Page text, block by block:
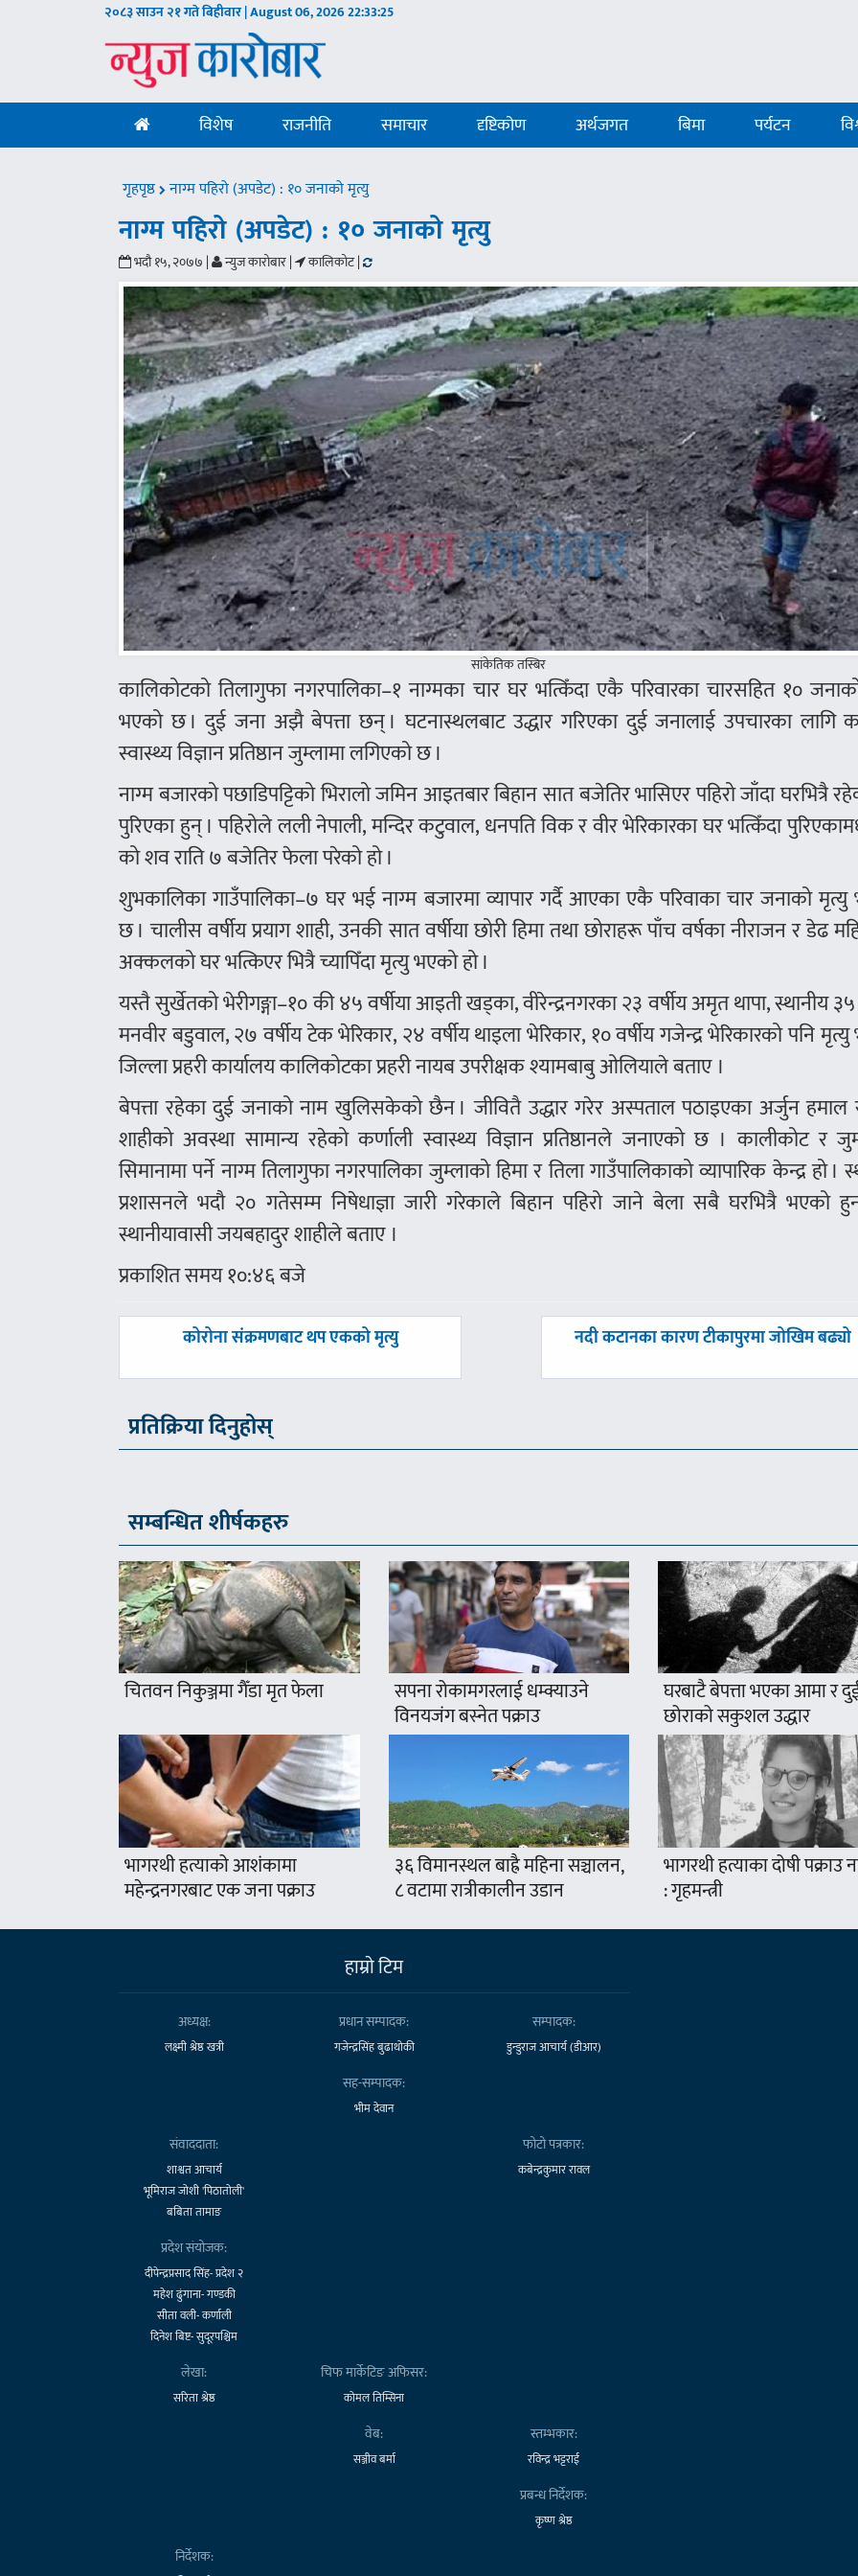
२०८३ साउन २१ गते बिहीवार | August 06, 202622:33:26
विशेष राजनीति समाचार दृष्टिकोण अर्थजगत बिमा पर्यटन
गृहपृष्ठ नाग्म पहिरो (अपडेट) : १० जनाको मृत्यु
नाग्म पहिरो (अपडेट) : १० जनाको मृत्यु
भदौ १५, २०७७ | न्युज कारोबार | कालिकोट |
सांकेतिक तस्बिर
कालिकोटको तिलागुफा नगरपालिका–१ नाग्मका चार घर भत्किँदा एकै परिवारका चारसहित १०
भएको छ । दुई जना अझै बेपत्ता छन् । घटनास्थलबाट उद्धार गरिएका दुई जनालाई उपचारका लागि
स्वास्थ्य विज्ञान प्रतिष्ठान जुम्लामा लगिएको छ ।
नाग्म बजारको पछाडिपट्टिको भिरालो जमिन आइतबार बिहान सात बजेतिर भासिएर पहिरो जाँदा घरभित्रै
पुरिएका हुन् । पहिरोले लली नेपाली, मन्दिर कटुवाल, धनपति विक र वीर भेरिकारका घर भत्किँदा
को शव राति ७ बजेतिर फेला परेको हो ।
शुभकालिका गाउँपालिका–७ घर भई नाग्म बजारमा व्यापार गर्दै आएका एकै परिवाका चार जनाको
छ । चालीस वर्षीय प्रयाग शाही, उनकी सात वर्षीया छोरी हिमा तथा छोराहरू पाँच वर्षका नीराजन र डेढ
अक्कलको घर भत्किएर भित्रै च्यापिँदा मृत्यु भएको हो ।
यस्तै सुर्खेतको भेरीगङ्गा–१० की ४५ वर्षीया आइती खड्का, वीरेन्द्रनगरका २३ वर्षीय अमृत थापा, स्थानीय ३५
मनवीर बडुवाल, २७ वर्षीय टेक भेरिकार, २४ वर्षीय थाइला भेरिकार, १० वर्षीय गजेन्द्र भेरिकारको पनि
जिल्ला प्रहरी कार्यालय कालिकोटका प्रहरी नायब उपरीक्षक श्यामबाबु ओलियाले बताए ।
बेपत्ता रहेका दुई जनाको नाम खुलिसकेको छैन । जीवितै उद्धार गरेर अस्पताल पठाइएका अर्जुन हमाल
शाहीको अवस्था सामान्य रहेको कर्णाली स्वास्थ्य विज्ञान प्रतिष्ठानले जनाएको छ । कालीकोट र
सिमानामा पर्ने नाग्म तिलागुफा नगरपालिका जुम्लाको हिमा र तिला गाउँपालिकाको व्यापारिक केन्द्र हो ।
प्रशासनले भदौ २० गतेसम्म निषेधाज्ञा जारी गरेकाले बिहान पहिरो जाने बेला सबै घरभित्रै भएको
स्थानीयावासी जयबहादुर शाहीले बताए ।
प्रकाशित समय १०:४६ बजे
पछिल्लाे
कोरोना संक्रमणबाट थप एकको मृत्यु
अघिल्लाे
नदी कटानका कारण टीकापुरमा जोखिम बढ्यो
प्रतिक्रिया दिनुहोस्
सम्बन्धित शीर्षकहरु
चितवन निकुञ्जमा गैँडा मृत फेला सपना रोकामगरलाई धम्क्याउने
विनयजंग बस्नेत पक्राउ
घरबाटै बेपत्ता भएका आमा र
छोराको सकुशल उद्धार
भागरथी हत्याको आशंकामा
महेन्द्रनगरबाट एक जना पक्राउ
३६ विमानस्थल बाह्रै महिना सञ्चालन,
८ वटामा रात्रीकालीन उडान
भागरथी हत्याका दोषी
: गृहमन्त्री
हाम्राे टिम
अध्यक्ष:
लक्ष्मी श्रेष्ठ खत्री
प्रधान सम्पादक:
गजेन्द्रसिंह बुढाथोकी
सम्पादक:
डुन्डुराज आचार्य (डीआर)
सह-सम्पादक:
भीम देवान
संवाददाता:
शाश्वत आचार्य
भूमिराज जोशी 'पिठातोली'
बबिता तामाङ
फोटो पत्रकार:
कबेन्द्रकुमार रावल
प्रदेश संयोजक:
दीपेन्द्रप्रसाद सिंह- प्रदेश २
महेश ढुंगाना- गण्डकी
सीता वली- कर्णाली
दिनेश बिष्ट- सुदूरपश्चिम
लेखा:
सरिता श्रेष्ठ
चिफ मार्केटिङ अफिसर:
कोमल तिम्सिना
वेब:
सञ्जीव बर्मा
स्तम्भकार:
रविन्द्र भट्टराई
प्रबन्ध निर्देशक:
कृष्ण श्रेष्ठ
निर्देशक: